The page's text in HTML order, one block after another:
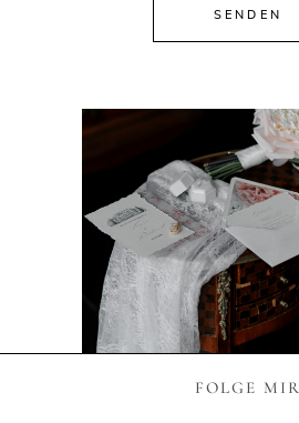
SENDEN
FOLGE MIR